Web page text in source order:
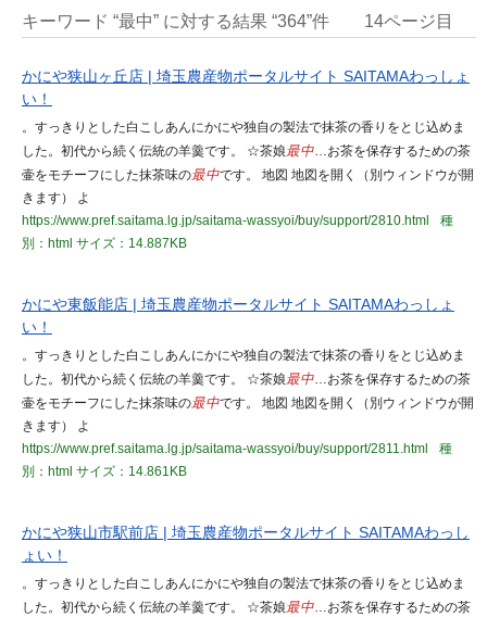
キーワード “最中” に対する結果 “364”件 14ページ目
かにや狭山ヶ丘店 | 埼玉農産物ポータルサイト SAITAMAわっしょ
い！
。すっきりとした白こしあんにかにや独自の製法で抹茶の香りをとじ込めま
した。初代から続く伝統の羊羹です。 ☆茶娘最中…お茶を保存するための茶
壷をモチーフにした抹茶味の最中です。 地図 地図を開く（別ウィンドウが開
きます） よ
https://www.pref.saitama.lg.jp/saitama-wassyoi/buy/support/2810.html
種
別：html サイズ：14.887KB
かにや東飯能店 | 埼玉農産物ポータルサイト SAITAMAわっしょ
い！
。すっきりとした白こしあんにかにや独自の製法で抹茶の香りをとじ込めま
した。初代から続く伝統の羊羹です。 ☆茶娘最中…お茶を保存するための茶
壷をモチーフにした抹茶味の最中です。 地図 地図を開く（別ウィンドウが開
きます） よ
https://www.pref.saitama.lg.jp/saitama-wassyoi/buy/support/2811.html
種
別：html サイズ：14.861KB
かにや狭山市駅前店 | 埼玉農産物ポータルサイト SAITAMAわっし
ょい！
。すっきりとした白こしあんにかにや独自の製法で抹茶の香りをとじ込めま
した。初代から続く伝統の羊羹です。 ☆茶娘最中…お茶を保存するための茶